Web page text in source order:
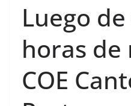
Luego
horas
COE